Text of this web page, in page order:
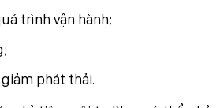
trình vận hành;
phát thải.